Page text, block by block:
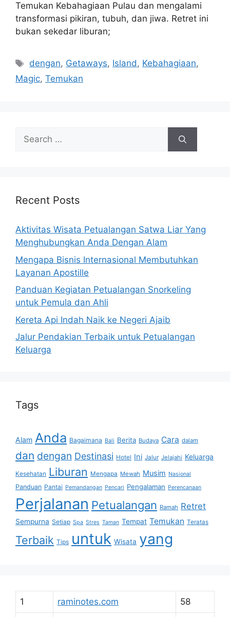
Temukan Kebahagiaan Pulau dan mengalami
transformasi pikiran, tubuh, dan jiwa. Retret ini
bukan sekedar liburan;
Tags
dengan, Getaways, Island, Kebahagiaan,
Magic, Temukan
Search
for:
Recent Posts
Aktivitas Wisata Petualangan Satwa Liar Yang
Menghubungkan Anda Dengan Alam
Mengapa Bisnis Internasional Membutuhkan
Layanan Apostille
Panduan Kegiatan Petualangan Snorkeling
untuk Pemula dan Ahli
Kereta Api Indah Naik ke Negeri Ajaib
Jalur Pendakian Terbaik untuk Petualangan
Keluarga
Tags
Alam Anda Bagaimana Bali Berita Budaya Cara dalam
dan dengan Destinasi Hotel Ini Jalur Jelajahi Keluarga
Kesehatan Liburan Mengapa Mewah Musim Nasional
Panduan Pantai Pemandangan Pencari Pengalaman Perencanaan
Perjalanan Petualangan Ramah Retret
Sempurna Setiap Spa Stres Taman Tempat Temukan Teratas
Terbaik Tips untuk Wisata yang
1 raminotes.com 58